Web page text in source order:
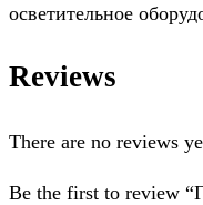
осветительное
Reviews
There are no reviews
Be the first to review